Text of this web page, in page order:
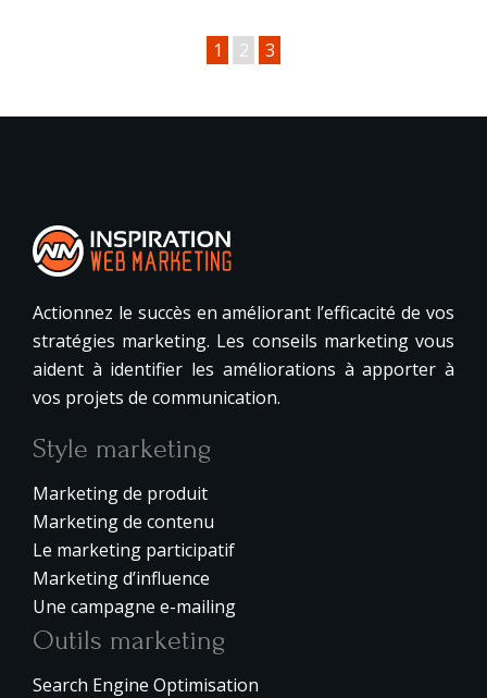
1 2 3
Actionnez le succès en améliorant l’efficacité de vos
stratégies marketing. Les conseils marketing vous
aident à identifier les améliorations à apporter à
vos projets de communication.
Style marketing
Marketing de produit
Marketing de contenu
Le marketing participatif
Marketing d’influence
Une campagne e-mailing
Outils marketing
Search Engine Optimisation